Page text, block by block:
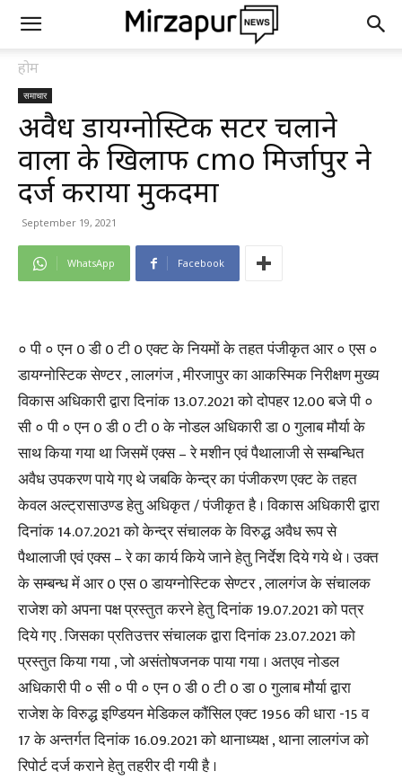
होम
समाचार
अवैध डायग्नोस्टिक सेंटर चलाने
वालों के खिलाफ cmo मिर्जापुर ने
दर्ज कराया मुकदमा
September 19, 2021
WhatsApp Facebook
० पी ० एन 0 डी 0 टी 0 एक्ट के नियमों के तहत पंजीकृत आर ० एस ०
डायग्नोस्टिक सेण्टर , लालगंज , मीरजापुर का आकस्मिक निरीक्षण मुख्य
विकास अधिकारी द्वारा दिनांक 13.07.2021 को दोपहर 12.00 बजे पी ०
सी ० पी ० एन 0 डी 0 टी 0 के नोडल अधिकारी डा 0 गुलाब मौर्या के
साथ किया गया था जिसमें एक्स – रे मशीन एवं पैथालाजी से सम्बन्धित
अवैध उपकरण पाये गए थे जबकि केन्द्र का पंजीकरण एक्ट के तहत
केवल अल्ट्रासाउण्ड हेतु अधिकृत / पंजीकृत है । विकास अधिकारी द्वारा
दिनांक 14.07.2021 को केन्द्र संचालक के विरुद्ध अवैध रूप से
पैथालाजी एवं एक्स – रे का कार्य किये जाने हेतु निर्देश दिये गये थे । उक्त
के सम्बन्ध में आर 0 एस 0 डायग्नोस्टिक सेण्टर , लालगंज के संचालक
राजेश को अपना पक्ष प्रस्तुत करने हेतु दिनांक 19.07.2021 को पत्र
दिये गए . जिसका प्रतिउत्तर संचालक द्वारा दिनांक 23.07.2021 को
प्रस्तुत किया गया , जो असंतोषजनक पाया गया । अतएव नोडल
अधिकारी पी ० सी ० पी ० एन 0 डी 0 टी 0 डा 0 गुलाब मौर्या द्वारा
राजेश के विरुद्ध इण्डियन मेडिकल कौंसिल एक्ट 1956 की धारा -15 व
17 के अन्तर्गत दिनांक 16.09.2021 को थानाध्यक्ष , थाना लालगंज को
रिपोर्ट दर्ज कराने हेतु तहरीर दी गयी है ।